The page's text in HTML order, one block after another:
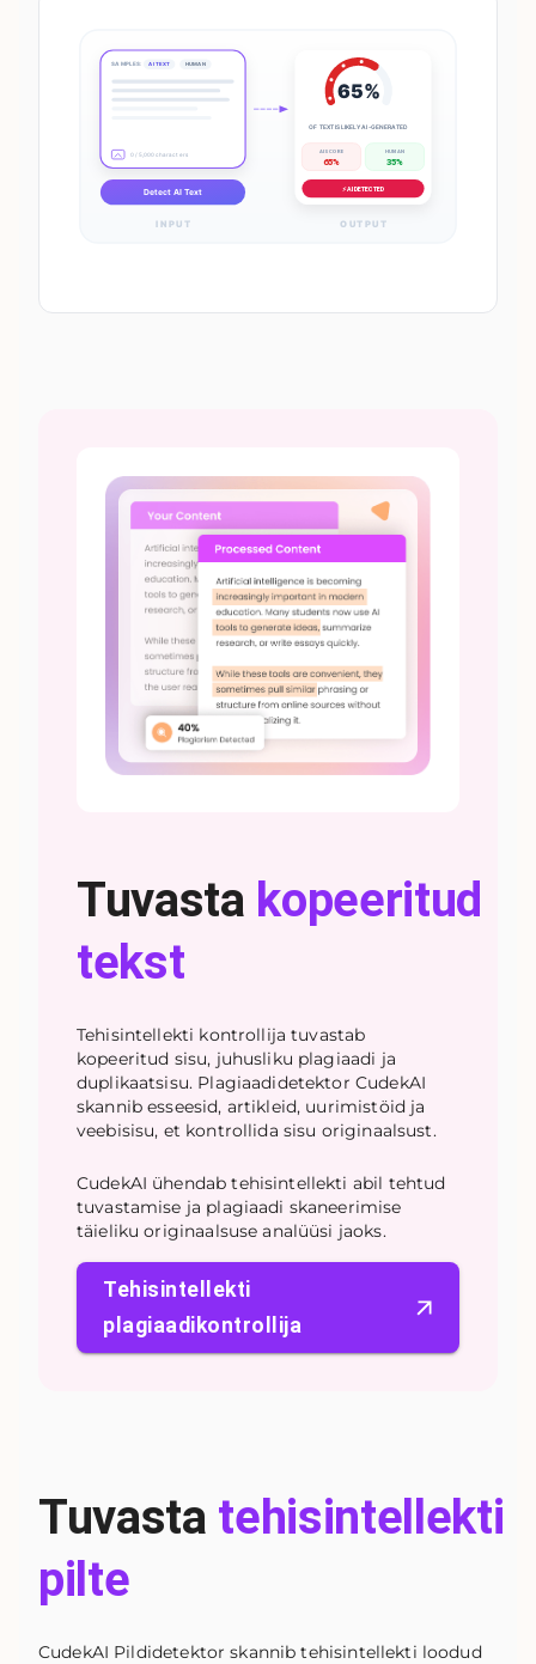
SAMPLES: AI TEXT HUMAN
0 / 5,000 characters
Detect AI Text
INPUT
65%
OF TEXT IS LIKELY AI-GENERATED
AI SCORE
65%
HUMAN
35%
⚡ AI DETECTED
OUTPUT
Tuvasta kopeeritud
tekst
Tehisintellekti kontrollija tuvastab
kopeeritud sisu, juhusliku plagiaadi ja
duplikaatsisu. Plagiaadidetektor CudekAI
skannib esseesid, artikleid, uurimistöid ja
veebisisu, et kontrollida sisu originaalsust.
CudekAI ühendab tehisintellekti abil tehtud
tuvastamise ja plagiaadi skaneerimise
täieliku originaalsuse analüüsi jaoks.
Tehisintellekti
plagiaadikontrollija
Tuvasta tehisintellekti
pilte
CudekAI Pildidetektor skannib tehisintellekti loodud